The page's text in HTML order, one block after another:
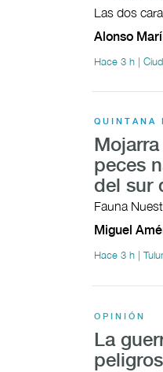
Las dos
Alonso
Hace 3 h |
QUINTANA
peces
del sur
Fauna
Miguel
Hace 3 h |
OPINIÓN
La